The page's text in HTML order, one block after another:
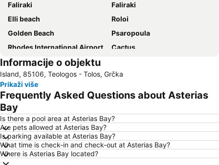
Faliraki
Faliraki
Elli beach
Roloi
Golden Beach
Psaropoula
Rhodes International Airport
Cactus
Afandou
Kon Tiki
Turunc Public Beach
Icmeler II Public Beach
Akvarijum u Rodosu
29. 25th March – Greece independence day
Informacije o objektu
Island, 85106, Teologos - Tolos, Grčka
Prikaži više
Frequently Asked Questions about Asterias
Bay
Is there a pool area at Asterias Bay?
Are pets allowed at Asterias Bay?
Is parking available at Asterias Bay?
What time is check-in and check-out at Asterias Bay?
Where is Asterias Bay located?